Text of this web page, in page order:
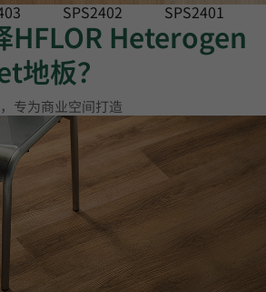
SPS2402 SPS2401
HFLOR Heterogen
地板？
专为商业空间打造